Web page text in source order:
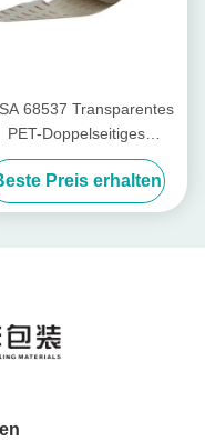
68537 Transparentes
PET-Doppelseitiges
Klebeband 0,1 mm Anti-
Rebond mit hoher
Preis erhalten